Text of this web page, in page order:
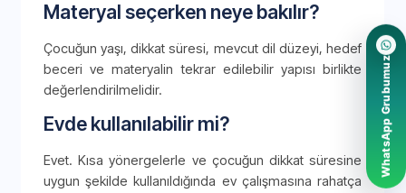
Materyal seçerken neye bakılır?
Çocuğun yaşı, dikkat süresi, mevcut dil düzeyi, hedef
beceri ve materyalin tekrar edilebilir yapısı birlikte
değerlendirilmelidir.
Evde kullanılabilir mi?
Evet. Kısa yönergelerle ve çocuğun dikkat süresine
uygun şekilde kullanıldığında ev çalışmasına rahatça
WhatsApp Grubumuz